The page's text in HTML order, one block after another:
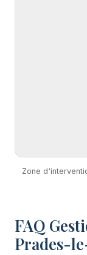
Zone
FAQ
Prades-